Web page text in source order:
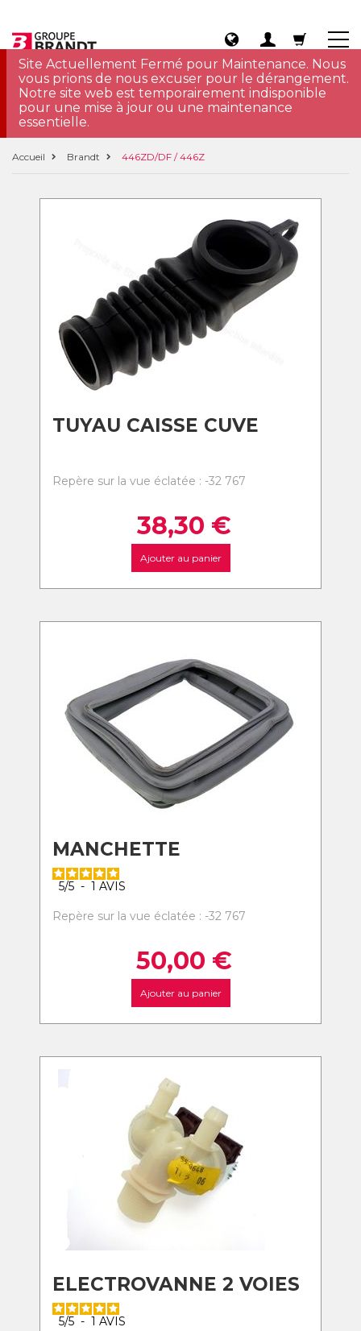
Site Actuellement Fermé pour Maintenance. Nous
vous prions de nous excuser pour le dérangement.
Notre site web est temporairement indisponible
pour une mise à jour ou une maintenance
essentielle.
Accueil Brandt 446ZD/DF / 446Z
TUYAU CAISSE CUVE
Repère sur la vue éclatée : -32 767
38,30 €
Ajouter au panier
MANCHETTE
5/5 - 1 AVIS
Repère sur la vue éclatée : -32 767
50,00 €
Ajouter au panier
ELECTROVANNE 2 VOIES
5/5 - 1 AVIS